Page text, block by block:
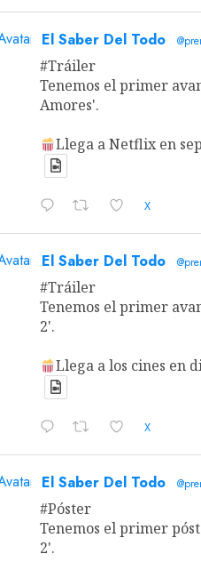
El Saber Del Todo
#Tráiler
Tenemos el primer
Amores'.
Llega a Netflix en
X
El Saber Del Todo
#Tráiler
Tenemos el primer
2'.
Llega a los cines en
X
El Saber Del Todo
#Póster
Tenemos el primer
2'.